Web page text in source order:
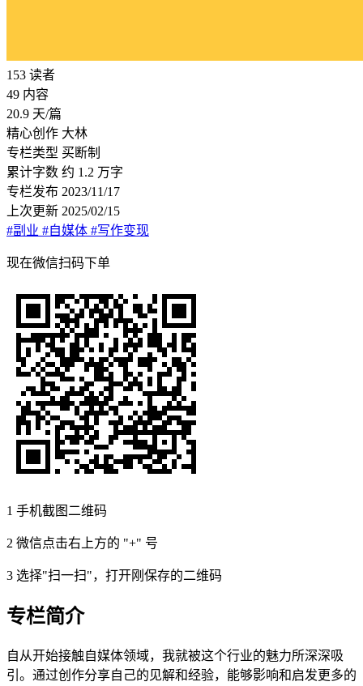
153 读者
49 内容
20.9 天/篇
精心创作 大林
专栏类型 买断制
累计字数 约 1.2 万字
专栏发布 2023/11/17
上次更新 2025/02/15
#副业 #自媒体 #写作变现
现在微信扫码下单
1 手机截图二维码
2 微信点击右上方的 "+" 号
3 选择"扫一扫"，打开刚保存的二维码
专栏简介
自从开始接触自媒体领域，我就被这个行业的魅力所深深吸
引。通过创作分享自己的见解和经验，能够影响和启发更多的